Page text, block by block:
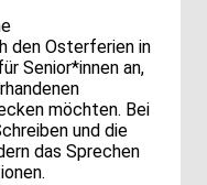
den Osterferien in
Senior*innen an,
möchten. Bei
und die
das Sprechen